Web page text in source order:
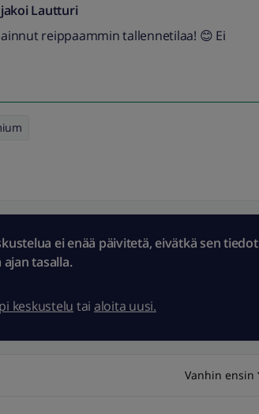
Lautturi
reippaammin tallennetilaa! 😊 Ei
ei enää päivitetä, eivätkä sen tiedot
tasalla.
keskustelu tai aloita uusi.
Vanhin ensin